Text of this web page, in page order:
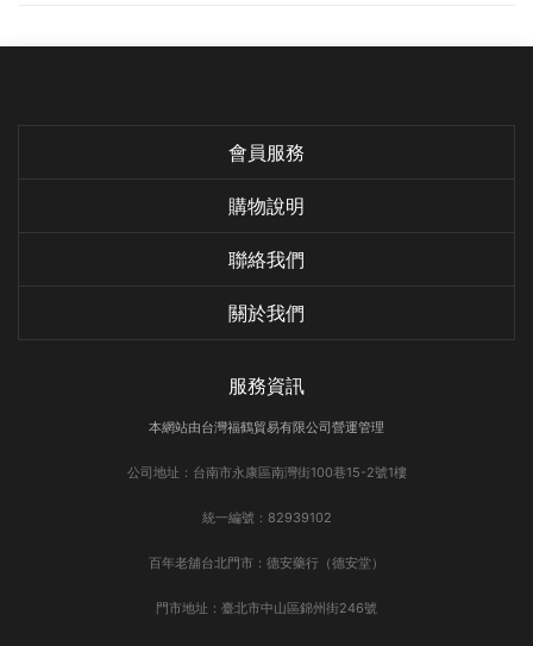
會員服務
購物說明
聯絡我們
關於我們
服務資訊
本網站由台灣福鶴貿易有限公司營運管理
公司地址：台南市永康區南灣街100巷15-2號1樓
統一編號：82939102
百年老舖台北門市：德安藥行（德安堂）
門市地址：臺北市中山區錦州街246號